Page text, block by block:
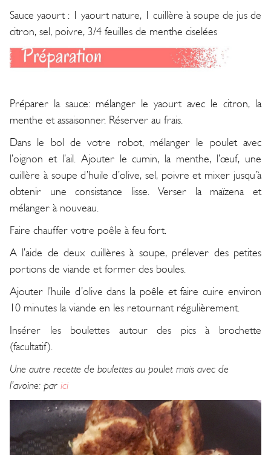
Sauce yaourt : 1 yaourt nature, 1 cuillère à soupe de jus de
citron, sel, poivre, 3/4 feuilles de menthe ciselées
Préparer la sauce: mélanger le yaourt avec le citron, la
menthe et assaisonner. Réserver au frais.
Dans le bol de votre robot, mélanger le poulet avec
l’oignon et l’ail. Ajouter le cumin, la menthe, l’œuf, une
cuillère à soupe d’huile d’olive, sel, poivre et mixer jusqu’à
obtenir une consistance lisse. Verser la maïzena et
mélanger à nouveau.
Faire chauffer votre poêle à feu fort.
A l’aide de deux cuillères à soupe, prélever des petites
portions de viande et former des boules.
Ajouter l’huile d’olive dans la poêle et faire cuire environ
10 minutes la viande en les retournant régulièrement.
Insérer les boulettes autour des pics à brochette
(facultatif).
Une autre recette de boulettes au poulet mais avec de
l’avoine: par ici